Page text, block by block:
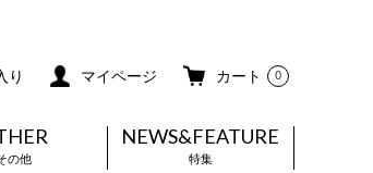
り マイページ カート 0
の他
NEWS&FEATURE
特集